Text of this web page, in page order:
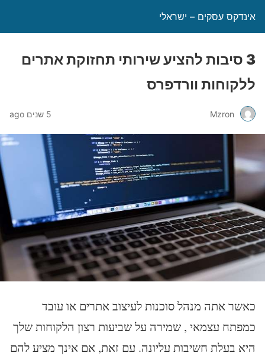
אינדקס עסקים – ישראלי
3 סיבות להציע שירותי תחזוקת אתרים
ללקוחות וורדפרס
Mzron 5 שנים ago
כאשר אתה מנהל סוכנות לעיצוב אתרים או עובד
כמפתח עצמאי , שמירה על שביעות רצון הלקוחות שלך
היא בעלת חשיבות עליונה. עם זאת, אם אינך מציע להם